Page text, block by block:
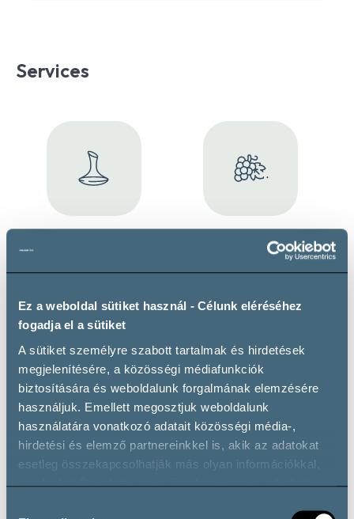
Ez a weboldal sütiket használ - Célunk eléréséhez
fogadja el a sütiket
A sütiket személyre szabott tartalmak és hirdetések
megjelenítésére, a közösségi médiafunkciók
biztosítására és weboldalunk forgalmának elemzésére
használjuk. Emellett megosztjuk weboldalunk
használatára vonatkozó adatait közösségi média-,
hirdetési és elemző partnereinkkel is, akik az adatokat
esetleg összekapcsolhatják más olyan információkkal,
amelyeket Ön adott meg számukra, vagy amelyeket
Services
Vineyard tour
Maximum 8 guests
Event venue
Wine types